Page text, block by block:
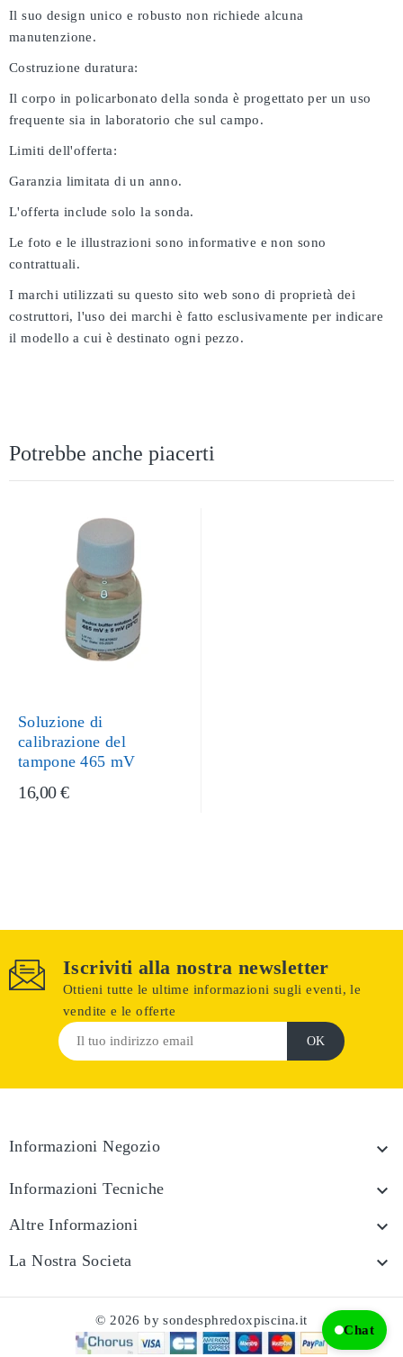
Il suo design unico e robusto non richiede alcuna
manutenzione.
Costruzione duratura:
Il corpo in policarbonato della sonda è progettato per un uso
frequente sia in laboratorio che sul campo.
Limiti dell'offerta:
Garanzia limitata di un anno.
L'offerta include solo la sonda.
Le foto e le illustrazioni sono informative e non sono
contrattuali.
I marchi utilizzati su questo sito web sono di proprietà dei
costruttori, l'uso dei marchi è fatto esclusivamente per indicare
il modello a cui è destinato ogni pezzo.
Potrebbe anche piacerti
Soluzione di
calibrazione del
tampone 465 mV
16,00 €
Iscriviti alla nostra newsletter
Ottieni tutte le ultime informazioni sugli eventi, le
vendite e le offerte
Informazioni Negozio 
Informazioni Tecniche 
Altre Informazioni 
La Nostra Societa 
© 2026 by sondesphredoxpiscina.it
Chat